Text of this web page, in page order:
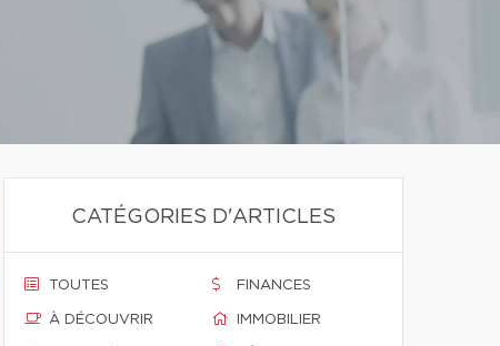
CATÉGORIES D'ARTICLES
TOUTES
À DÉCOUVRIR
FINANCES
IMMOBILIER